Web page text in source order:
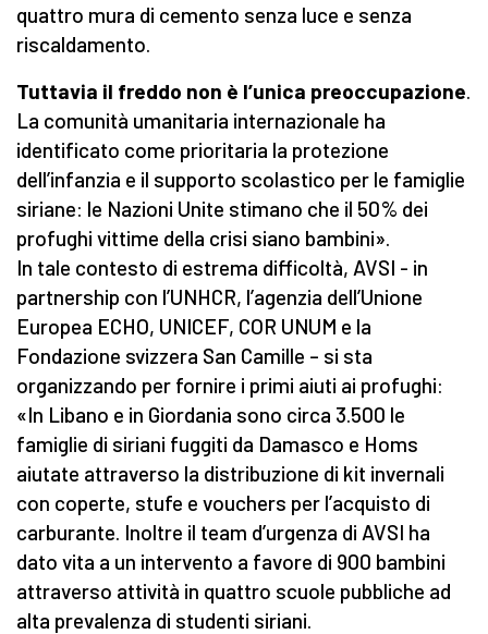
quattro mura di cemento senza luce e senza
riscaldamento.
Tuttavia il freddo non è l’unica preoccupazione.
La comunità umanitaria internazionale ha
identificato come prioritaria la protezione
dell’infanzia e il supporto scolastico per le famiglie
siriane: le Nazioni Unite stimano che il 50% dei
profughi vittime della crisi siano bambini».
In tale contesto di estrema difficoltà, AVSI - in
partnership con l’UNHCR, l’agenzia dell’Unione
Europea ECHO, UNICEF, COR UNUM e la
Fondazione svizzera San Camille – si sta
organizzando per fornire i primi aiuti ai profughi:
«In Libano e in Giordania sono circa 3.500 le
famiglie di siriani fuggiti da Damasco e Homs
aiutate attraverso la distribuzione di kit invernali
con coperte, stufe e vouchers per l’acquisto di
carburante. Inoltre il team d’urgenza di AVSI ha
dato vita a un intervento a favore di 900 bambini
attraverso attività in quattro scuole pubbliche ad
alta prevalenza di studenti siriani.